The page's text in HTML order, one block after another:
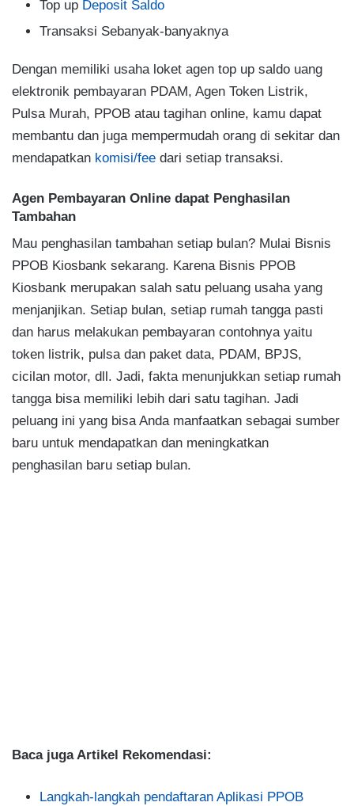
Top up Deposit Saldo
Transaksi Sebanyak-banyaknya
Dengan memiliki usaha loket agen top up saldo uang
elektronik pembayaran PDAM, Agen Token Listrik,
Pulsa Murah, PPOB atau tagihan online, kamu dapat
membantu dan juga mempermudah orang di sekitar dan
mendapatkan komisi/fee dari setiap transaksi.
Agen Pembayaran Online dapat Penghasilan
Tambahan
Mau penghasilan tambahan setiap bulan? Mulai Bisnis
PPOB Kiosbank sekarang. Karena Bisnis PPOB
Kiosbank merupakan salah satu peluang usaha yang
menjanjikan. Setiap bulan, setiap rumah tangga pasti
dan harus melakukan pembayaran contohnya yaitu
token listrik, pulsa dan paket data, PDAM, BPJS,
cicilan motor, dll. Jadi, fakta menunjukkan setiap rumah
tangga bisa memiliki lebih dari satu tagihan. Jadi
peluang ini yang bisa Anda manfaatkan sebagai sumber
baru untuk mendapatkan dan meningkatkan
penghasilan baru setiap bulan.
Baca juga Artikel Rekomendasi:
Langkah-langkah pendaftaran Aplikasi PPOB